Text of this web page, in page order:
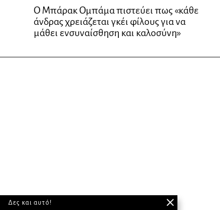
O Μπάρακ Ομπάμα πιστεύει πως «κάθε
άνδρας χρειάζεται γκέι φίλους για να
μάθει ενσυναίσθηση και καλοσύνη»
Δες και αυτό!